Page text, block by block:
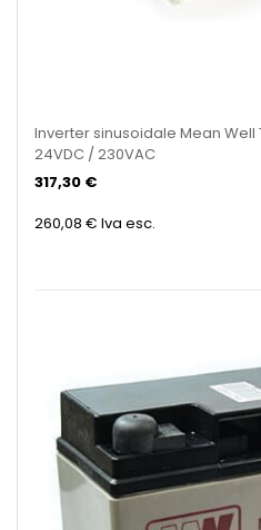
Inverter sinusoidale Mean Well
24VDC / 230VAC
317,30 €
260,08 € Iva esc.